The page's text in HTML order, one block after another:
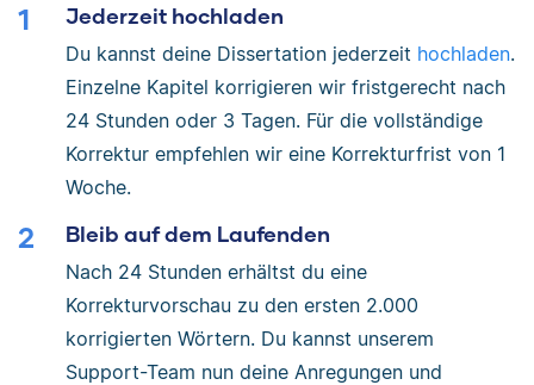
Jederzeit hochladen
Du kannst deine Dissertation jederzeit hochladen.
Einzelne Kapitel korrigieren wir fristgerecht nach
24 Stunden oder 3 Tagen. Für die vollständige
Korrektur empfehlen wir eine Korrekturfrist von 1
Woche.
Bleib auf dem Laufenden
Nach 24 Stunden erhältst du eine
Korrekturvorschau zu den ersten 2.000
korrigierten Wörtern. Du kannst unserem
Support-Team nun deine Anregungen und